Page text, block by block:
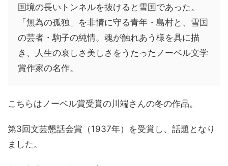
国境の長いトンネルを抜けると雪国であった。
「無為の孤独」を非情に守る青年・島村と、雪国
の芸者・駒子の純情。魂が触れあう様を具に描
き、人生の哀しさ美しさをうたったノーベル文学
賞作家の名作。
こちらはノーベル賞受賞の川端さんの冬の作品。
第3回文芸懇話会賞（1937年）を受賞し、話題となり
ました。